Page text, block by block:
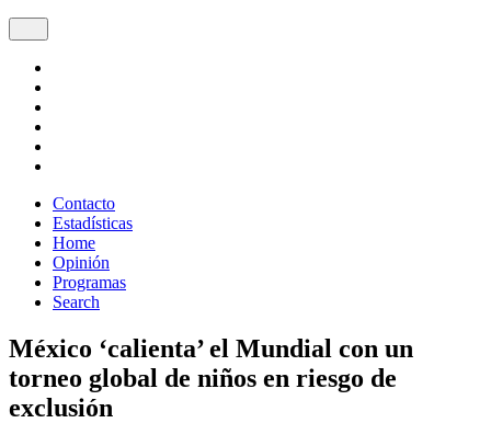
Contacto
Estadísticas
Home
Opinión
Programas
Search
México ‘calienta’ el Mundial con un
torneo global de niños en riesgo de
exclusión